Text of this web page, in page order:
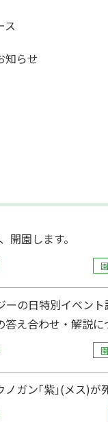
ス
知らせ
開園します。
ーの日特別イベン
答え合わせ・解説に
ノガン｢紫｣(メス)が